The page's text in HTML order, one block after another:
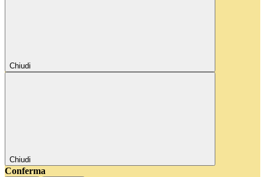
Chiudi
Chiudi
Conferma